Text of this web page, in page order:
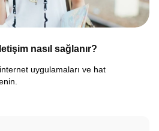
nasıl sağlanır?
uygulamaları ve hat